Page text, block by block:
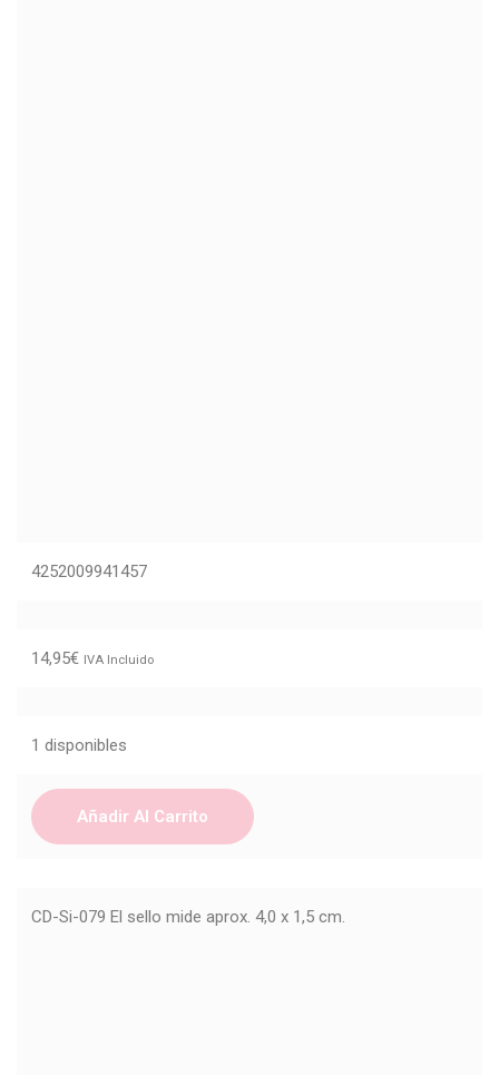
4252009941457
14,95€ IVA Incluido
1 disponibles
Añadir Al Carrito
CD-Si-079 El sello mide aprox. 4,0 x 1,5 cm.